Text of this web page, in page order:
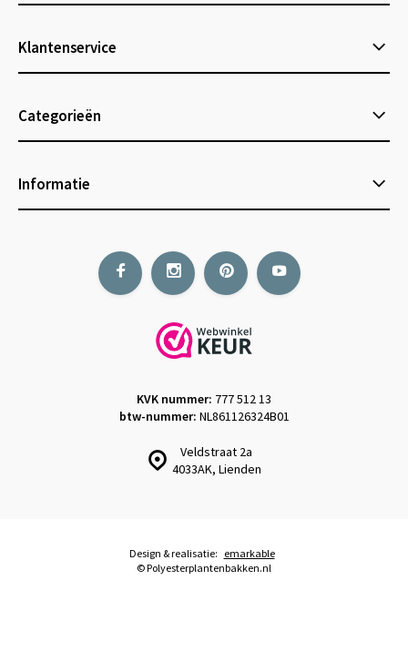
Klantenservice
Categorieën
Informatie
Veldstraat 2a
4033AK, Lienden
KVK nummer: 777 512 13
btw-nummer: NL861126324B01
© Polyesterplantenbakken.nl
Design & realisatie: emarkable